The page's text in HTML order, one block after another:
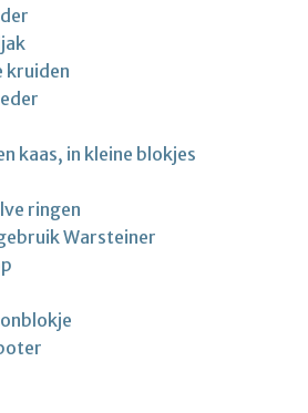
kruiden
kaas, in kleine blokjes
ringen
Warsteiner